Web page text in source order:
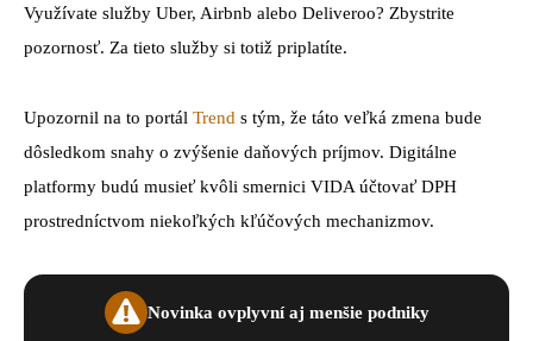
Využívate služby Uber, Airbnb alebo Deliveroo? Zbystrite
pozornosť. Za tieto služby si totiž priplatíte.
Upozornil na to portál Trend s tým, že táto veľká zmena bude
dôsledkom snahy o zvýšenie daňových príjmov. Digitálne
platformy budú musieť kvôli smernici VIDA účtovať DPH
prostredníctvom niekoľkých kľúčových mechanizmov.
Novinka ovplyvní aj menšie podniky